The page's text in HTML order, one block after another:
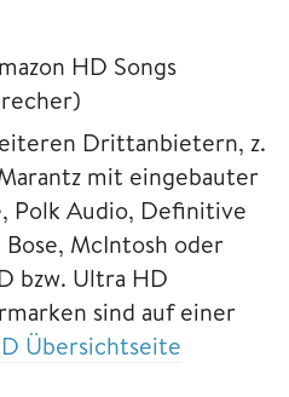
HD Songs
Drittanbietern, z.
mit eingebauter
Polk Audio, Definitive
Bose, McIntosh oder
bzw. Ultra HD
sind auf einer
Übersichtseite